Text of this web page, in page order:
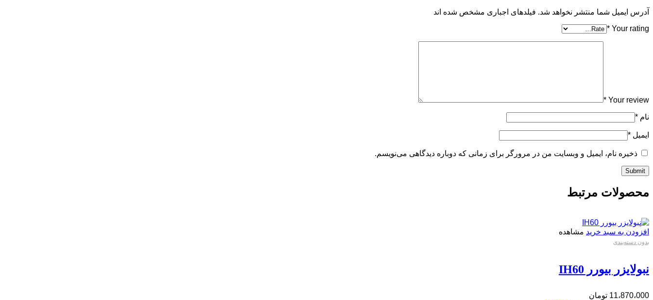
آدرس ایمیل شما منتشر نخواهد شد. فیلدهای اجباری مشخص شده اند
Your rating
*
Your review
*
نام *
ایمیل *
ذخیره نام، ایمیل و وبسایت من در مرورگر برای زمانی که دوباره دیدگاهی می‌نویسم.
محصولات مرتبط
افزودن به سبد خرید مشاهده
بدون دسته‌بندی
نبولایزر بیورر IH60
11،870،000 تومان